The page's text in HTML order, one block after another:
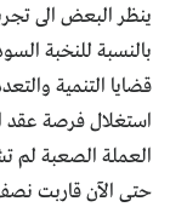
ينظر البعض الى
بالنسبة للنخبة
قضايا التنمية
استغلال فرصة عقد
العملة الصعبة لم
حتى الآن قاربت